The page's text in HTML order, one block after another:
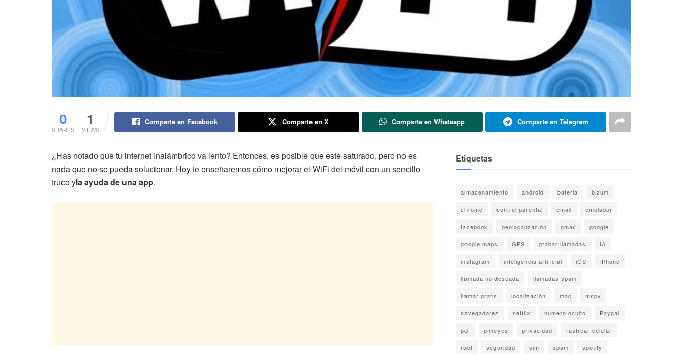
0
SHARES
1
VIEWS
Comparte en Facebook Comparte en X Comparte en Whatsapp Comparte en Telegram
¿Has notado que tu internet inalámbrico va lento? Entonces, es posible que esté saturado, pero no es
nada que no se pueda solucionar. Hoy te enseñaremos cómo mejorar el WiFi del móvil con un sencillo
truco yla ayuda de una app.
Etiquetas
almacenamiento android bateria bizum
chrome control parental email emulador
facebook geolocalización gmail google
google maps GPS grabar llamadas IA
instagram inteligencia artificial iOS iPhone
llamada no deseada llamadas spam
llamar gratis localización mac mspy
navegadores netflix numero oculto Paypal
pdf pimeyes privacidad rastrear celular
root seguridad sim spam spotify